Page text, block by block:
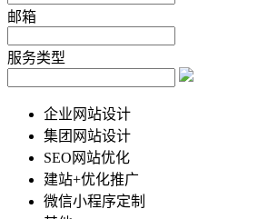
邮箱
服务类型
企业网站设计
集团网站设计
SEO网站优化
建站+优化推广
微信小程序定制